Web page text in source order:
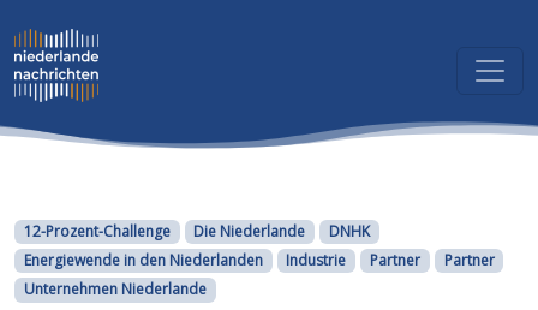
Kategorien
12-Prozent-Challenge Die Niederlande
DNHK
Energiewende in den Niederlanden
Industrie Partner
Partner
Unternehmen Niederlande